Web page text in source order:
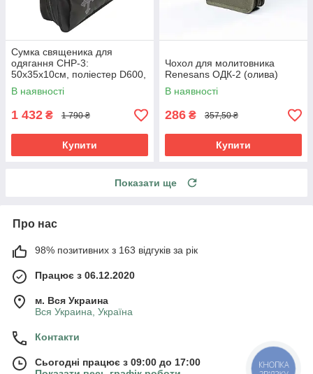
Сумка священика для
одягання СНР-3:
50х35х10см, поліестер D600,
водовідштовхувальна, з
кишенями
В наявності
1 432 ₴ 1 790 ₴
Купити
Чохол для молитовника
Renesans ОДК-2 (олива)
В наявності
286 ₴ 357,50 ₴
Купити
Показати ще
Про нас
98% позитивних з 163 відгуків за рік
Працює з 06.12.2020
м. Вся Украина
Вся Украина, Україна
Контакти
Сьогодні працює з 09:00 до 17:00
КНОПКА